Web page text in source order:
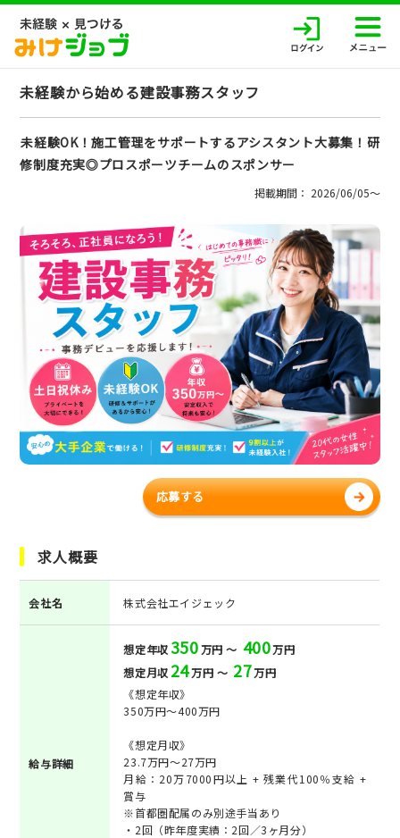
未経験から始める建設事務スタッフ
未経験OK！施工管理をサポートするアシスタント大募集！研
修制度充実◎プロスポーツチームのスポンサー
掲載期間： 2026/06/05〜
応募する
求人概要
会社名 株式会社エイジェック
給与詳細
想定年収350万円 ～ 400万円
想定月収 24万円 ～ 27万円
《想定年収》
350万円～400万円
《想定月収》
23.7万円～27万円
月給：20万7000円以上 + 残業代100％支給 +
賞与
※首都圏配属のみ別途手当あり
・2回（昨年度実績：2回／3ヶ月分）